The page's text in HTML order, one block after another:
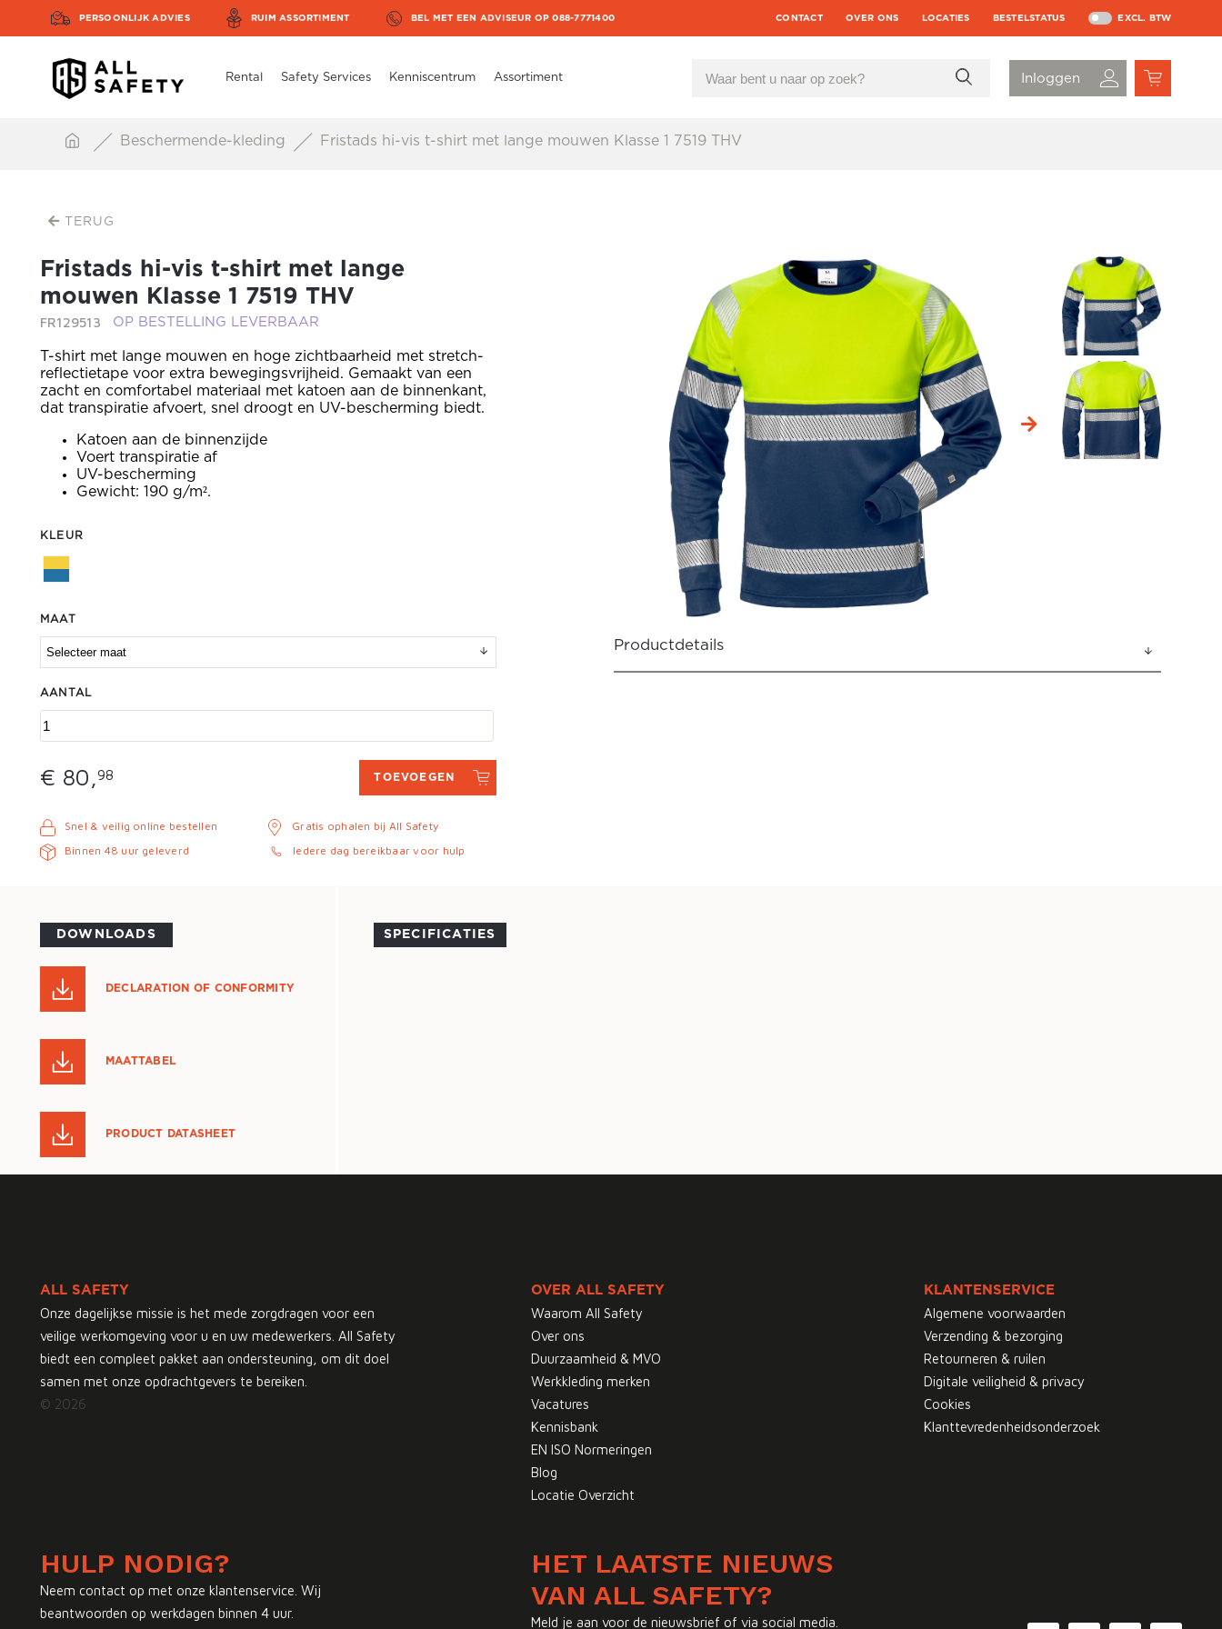
PERSOONLIJK ADVIES RUIM ASSORTIMENT BEL MET EEN ADVISEUR OP 088-7771400 CONTACT OVER ONS LOCATIES BESTELSTATUS EXCL. BTW
Rental Safety Services Kenniscentrum Assortiment
Beschermende-kleding Fristads hi-vis t-shirt met lange mouwen Klasse 1 7519 THV
TERUG
Fristads hi-vis t-shirt met lange
mouwen Klasse 1 7519 THV
FR129513 OP BESTELLING LEVERBAAR
T-shirt met lange mouwen en hoge zichtbaarheid met stretch-
reflectietape voor extra bewegingsvrijheid. Gemaakt van een
zacht en comfortabel materiaal met katoen aan de binnenkant,
dat transpiratie afvoert, snel droogt en UV-bescherming biedt.
Katoen aan de binnenzijde
Voert transpiratie af
UV-bescherming
Gewicht: 190 g/m².
KLEUR
MAAT
AANTAL
€ 80,98 TOEVOEGEN
Snel & veilig online bestellen
Binnen 48 uur geleverd
Gratis ophalen bij All Safety
Iedere dag bereikbaar voor hulp
Productdetails
DOWNLOADS
DECLARATION OF CONFORMITY
MAATTABEL
PRODUCT DATASHEET
SPECIFICATIES
ALL SAFETY
Onze dagelijkse missie is het mede zorgdragen voor een
veilige werkomgeving voor u en uw medewerkers. All Safety
biedt een compleet pakket aan ondersteuning, om dit doel
samen met onze opdrachtgevers te bereiken.
© 2026
OVER ALL SAFETY
Waarom All Safety
Over ons
Duurzaamheid & MVO
Werkkleding merken
Vacatures
Kennisbank
EN ISO Normeringen
Blog
Locatie Overzicht
KLANTENSERVICE
Algemene voorwaarden
Verzending & bezorging
Retourneren & ruilen
Digitale veiligheid & privacy
Cookies
Klanttevredenheidsonderzoek
HULP NODIG?
Neem contact op met onze klantenservice. Wij
beantwoorden op werkdagen binnen 4 uur.
HET LAATSTE NIEUWS
VAN ALL SAFETY?
Meld je aan voor de nieuwsbrief of via social media.